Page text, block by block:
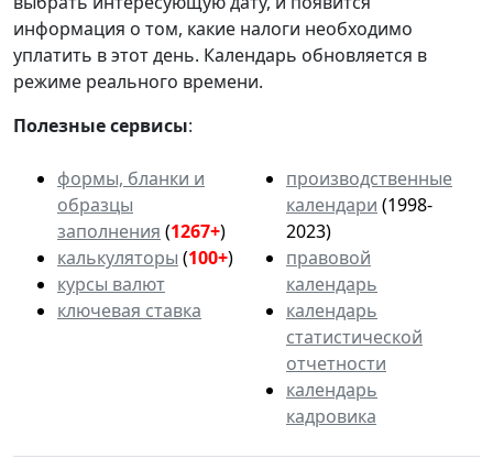
информация о том, какие налоги необходимо
уплатить в этот день. Календарь обновляется в
режиме реального времени.
Полезные сервисы:
формы, бланки и
образцы
заполнения (1267+)
калькуляторы (100+)
курсы валют
ключевая ставка
производственные
календари (1998-
2023)
правовой
календарь
календарь
статистической
отчетности
календарь
кадровика